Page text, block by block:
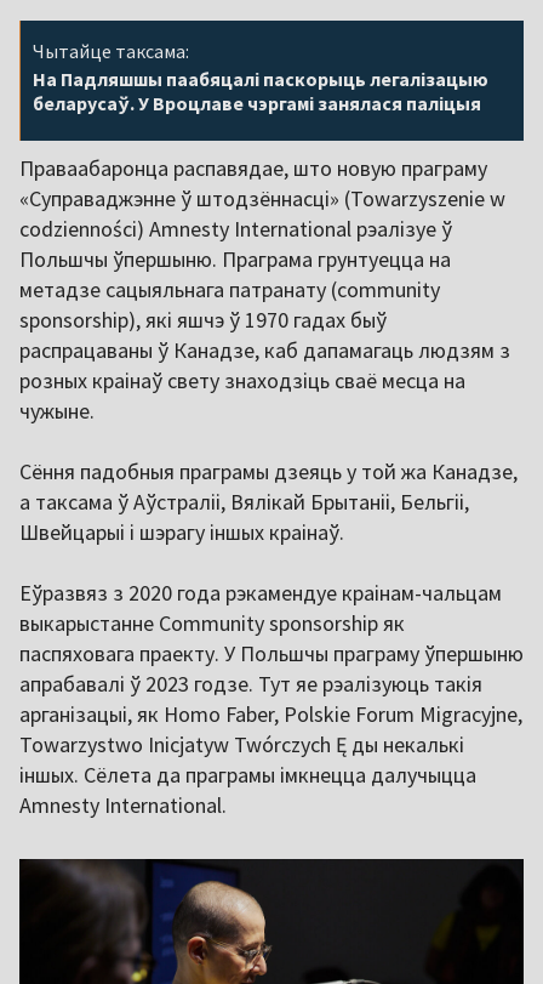
Чытайце таксама:
На Падляшшы паабяцалі паскорыць легалізацыю
беларусаў. У Вроцлаве чэргамі занялася паліцыя
Праваабаронца распавядае, што новую праграму
«Суправаджэнне ў штодзённасці» (Towarzyszenie w
codzienności) Amnesty International рэалізуе ў
Польшчы ўпершыню. Праграма грунтуецца на
метадзе сацыяльнага патранату (community
sponsorship), які яшчэ ў 1970 гадах быў
распрацаваны ў Канадзе, каб дапамагаць людзям з
розных краінаў свету знаходзіць сваё месца на
чужыне.
Сёння падобныя праграмы дзеяць у той жа Канадзе,
а таксама ў Аўстраліі, Вялікай Брытаніі, Бельгіі,
Швейцарыі і шэрагу іншых краінаў.
Еўразвяз з 2020 года рэкамендуе краінам-чальцам
выкарыстанне Сommunity sponsorship як
паспяховага праекту. У Польшчы праграму ўпершыню
апрабавалі ў 2023 годзе. Тут яе рэалізуюць такія
арганізацыі, як Homo Faber, Polskie Forum Migracyjne,
Towarzystwo Inicjatyw Twórczych Ę ды некалькі
іншых. Сёлета да праграмы імкнецца далучыцца
Amnesty International.